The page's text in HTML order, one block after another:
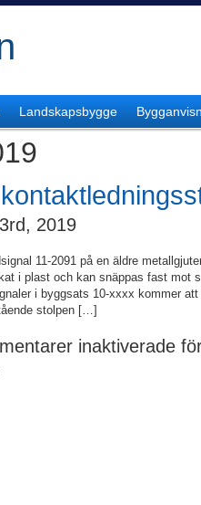
Landskapsbygge
2019
11-2091 på en äldre
i plast och kan snäppas fast mot
i byggsats 10-xxxx kommer
stolpen […]
inaktiverade